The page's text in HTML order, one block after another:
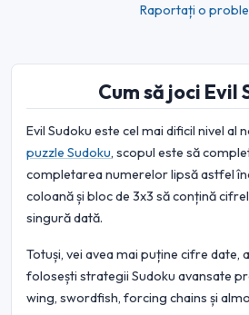
Raportați o
Cum să joci Evil
Evil Sudoku este cel mai dificil nivel al
puzzle Sudoku, scopul este să
completarea numerelor lipsă astfel
coloană și bloc de 3x3 să conțină
singură dată.
Totuși, vei avea mai puține cifre date,
folosești strategii Sudoku avansate
wing, swordfish, forcing chains și